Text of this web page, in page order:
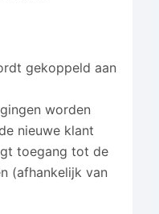
gekoppeld aan
worden
nieuwe klant
toegang tot de
(afhankelijk van